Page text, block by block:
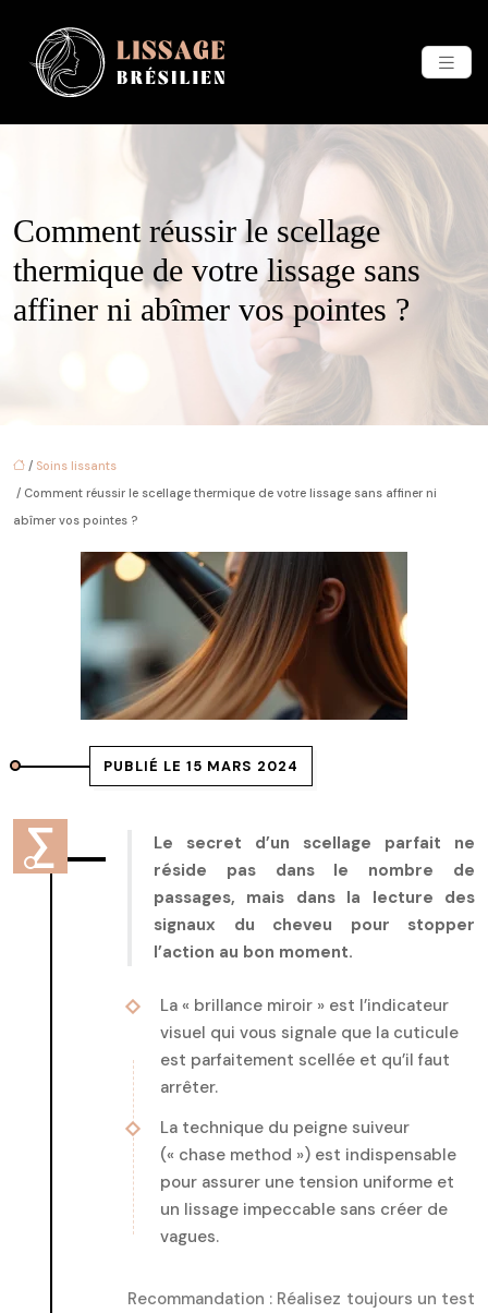
Comment réussir le scellage
thermique de votre lissage sans
affiner ni abîmer vos pointes ?
/ Soins lissants
/ Comment réussir le scellage thermique de votre lissage sans affiner ni
abîmer vos pointes ?
PUBLIÉ LE 15 MARS 2024
Le secret d’un scellage parfait ne
réside pas dans le nombre de
passages, mais dans la lecture des
signaux du cheveu pour stopper
l’action au bon moment.
La « brillance miroir » est l’indicateur
visuel qui vous signale que la cuticule
est parfaitement scellée et qu’il faut
arrêter.
La technique du peigne suiveur
(« chase method ») est indispensable
pour assurer une tension uniforme et
un lissage impeccable sans créer de
vagues.
Recommandation : Réalisez toujours un test